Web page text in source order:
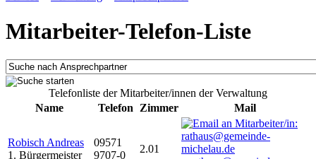
Mitarbeiter-Telefon-Liste
Telefonliste der Mitarbeiter/innen der Verwaltung
Name
Telefon Zimmer Mail
Robisch Andreas
1. Bürgermeister
09571
9707-0
2.01